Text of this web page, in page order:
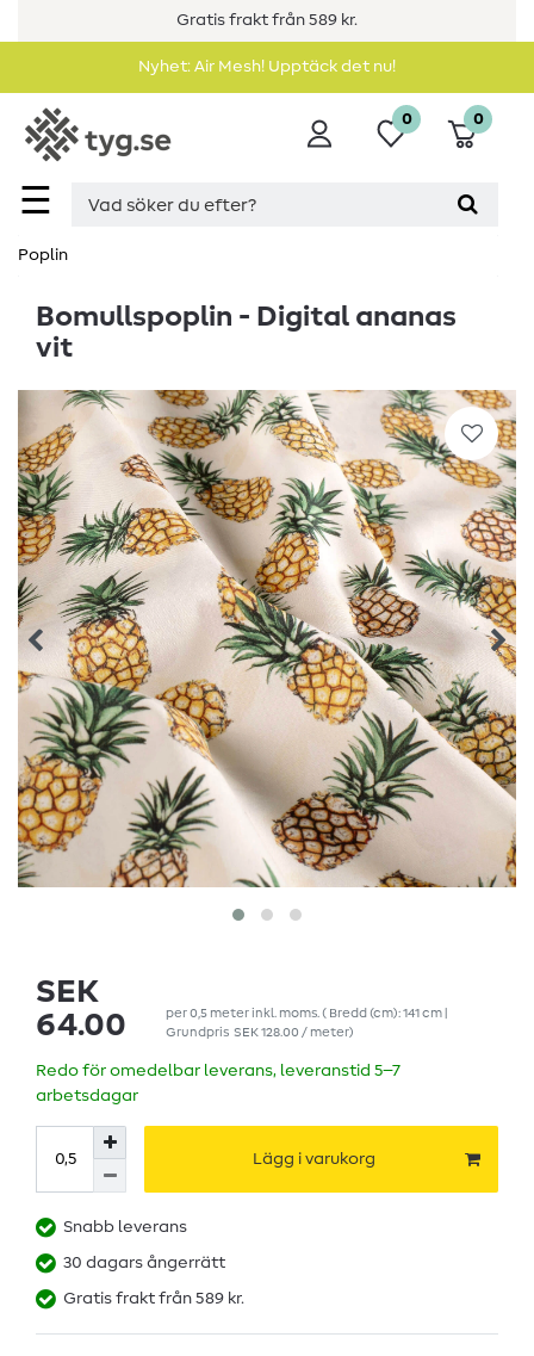
Gratis frakt från 589 kr.
Nyhet: Air Mesh! Upptäck det nu!
☰
0 0
Poplin
Bomullspoplin - Digital ananas
vit
SEK
64.00
per0,5 meter inkl. moms.( Bredd (cm): 141 cm |
GrundprisSEK 128.00 / meter)
Redo för omedelbar leverans, leveranstid 5–7
arbetsdagar
Lägg i varukorg
Snabb leverans
30 dagars ångerrätt
Gratis frakt från 589 kr.